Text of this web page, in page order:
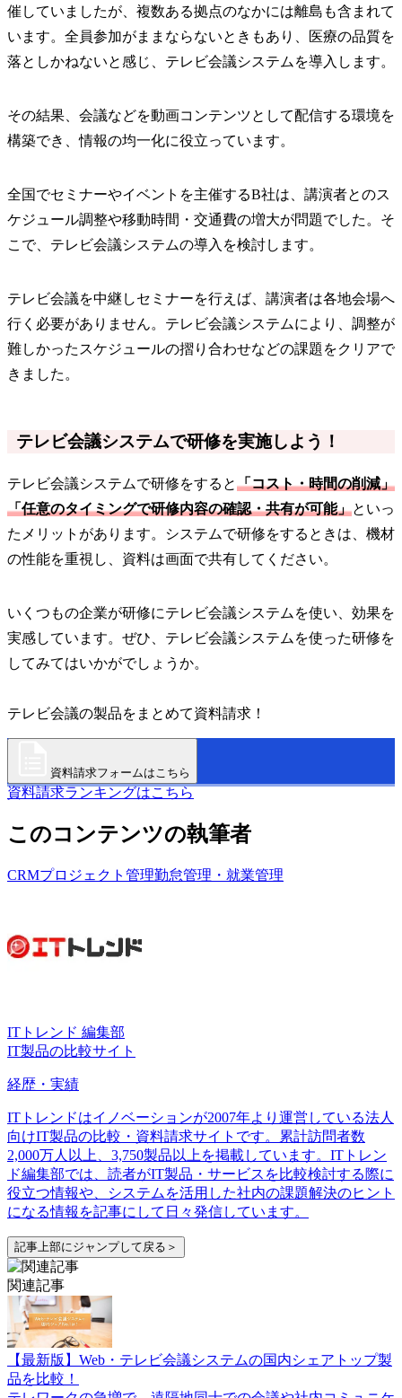
催していましたが、複数ある拠点のなかには離島も含まれて
います。全員参加がままならないときもあり、医療の品質を
落としかねないと感じ、テレビ会議システムを導入します。
その結果、会議などを動画コンテンツとして配信する環境を
構築でき、情報の均一化に役立っています。
全国でセミナーやイベントを主催するB社は、講演者とのス
ケジュール調整や移動時間・交通費の増大が問題でした。そ
こで、テレビ会議システムの導入を検討します。
テレビ会議を中継しセミナーを行えば、講演者は各地会場へ
行く必要がありません。テレビ会議システムにより、調整が
難しかったスケジュールの摺り合わせなどの課題をクリアで
きました。
テレビ会議システムで研修を実施しよう！
テレビ会議システムで研修をすると「コスト・時間の削減」
「任意のタイミングで研修内容の確認・共有が可能」といっ
たメリットがあります。システムで研修をするときは、機材
の性能を重視し、資料は画面で共有してください。
いくつもの企業が研修にテレビ会議システムを使い、効果を
実感しています。ぜひ、テレビ会議システムを使った研修を
してみてはいかがでしょうか。
テレビ会議の製品をまとめて資料請求！
資料請求フォームはこちら
資料請求ランキングはこちら
このコンテンツの執筆者
CRMプロジェクト管理勤怠管理・就業管理
ITトレンド 編集部
IT製品の比較サイト
経歴・実績
ITトレンドはイノベーションが2007年より運営している法人
向けIT製品の比較・資料請求サイトです。累計訪問者数
2,000万人以上、3,750製品以上を掲載しています。ITトレン
ド編集部では、読者がIT製品・サービスを比較検討する際に
役立つ情報や、システムを活用した社内の課題解決のヒント
になる情報を記事にして日々発信しています。
記事上部にジャンプして戻る＞
関連記事
【最新版】Web・テレビ会議システムの国内シェアトップ製
品を比較！